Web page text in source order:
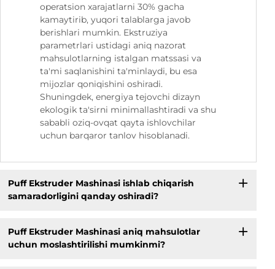
operatsion xarajatlarni 30% gacha
kamaytirib, yuqori talablarga javob
berishlari mumkin. Ekstruziya
parametrlari ustidagi aniq nazorat
mahsulotlarning istalgan matssasi va
ta'mi saqlanishini ta'minlaydi, bu esa
mijozlar qoniqishini oshiradi.
Shuningdek, energiya tejovchi dizayn
ekologik ta'sirni minimallashtiradi va shu
sababli oziq-ovqat qayta ishlovchilar
uchun barqaror tanlov hisoblanadi.
Puff Ekstruder Mashinasi ishlab chiqarish
samaradorligini qanday oshiradi?
Puff Ekstruder Mashinasi aniq mahsulotlar
uchun moslashtirilishi mumkinmi?